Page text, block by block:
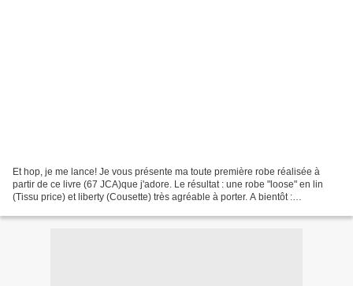
Et hop, je me lance! Je vous présente ma toute première robe réalisée à
partir de ce livre (67 JCA)que j'adore. Le résultat : une robe "loose" en lin
(Tissu price) et liberty (Cousette) très agréable à porter. A bientôt :